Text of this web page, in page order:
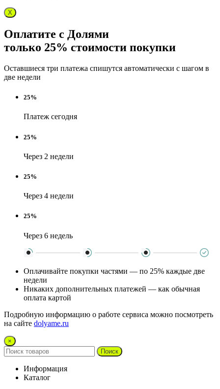
X
Оплатите с Долями
только 25% стоимости покупки
Оставшиеся три платежа спишутся автоматически с шагом в
две недели
25%
Платеж сегодня
25%
Через 2 недели
25%
Через 4 недели
25%
Через 6 недель
Оплачивайте покупки частями — по 25% каждые две
недели
Никаких дополнительных платежей — как обычная
оплата картой
Подробную информацию о работе сервиса можно посмотреть
на сайте dolyame.ru
×
Поиск
Информация
Каталог